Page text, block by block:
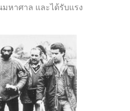
หาศาล และได้รับแรง